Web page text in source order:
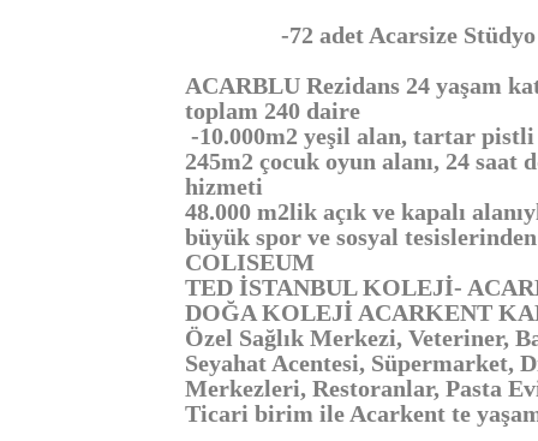
-72 adet Acarsize Stüdyo
ACARBLU Rezidans 24 yaşam
toplam 240 daire
-10.000m2 yeşil alan, tartar
245m2 çocuk oyun alanı, 24 saat
hizmeti
48.000 m2lik açık ve kapalı
büyük spor ve sosyal
COLISEUM
TED İSTANBUL KOLEJİ-
DOĞA KOLEJİ ACARKENT
Özel Sağlık Merkezi, Veteriner,
Seyahat Acentesi, Süpermarket,
Merkezleri, Restoranlar, Pasta
Ticari birim ile Acarkent te